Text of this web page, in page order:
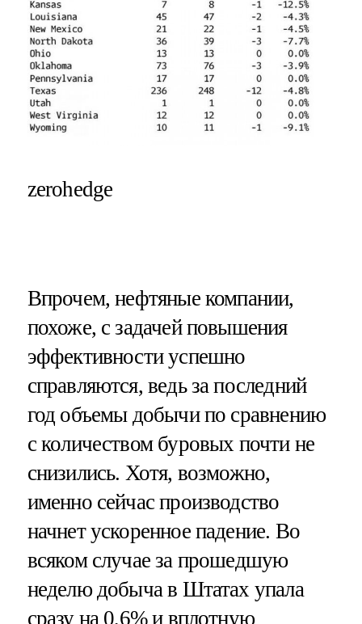
zerohedge
Впрочем, нефтяные компании,
похоже, с задачей повышения
эффективности успешно
справляются, ведь за последний
год объемы добычи по сравнению
с количеством буровых почти не
снизились. Хотя, возможно,
именно сейчас производство
начнет ускоренное падение. Во
всяком случае за прошедшую
неделю добыча в Штатах упала
сразу на 0,6% и вплотную